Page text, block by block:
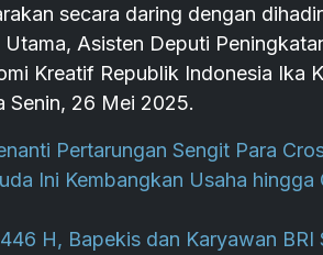
secara daring dengan
Asisten Deputi
Kreatif Republik Indonesia Ika
Senin, 26 Mei 2025.
Pertarungan Sengit Para
Ini Kembangkan Usaha
H, Bapekis dan Karyawan BRI